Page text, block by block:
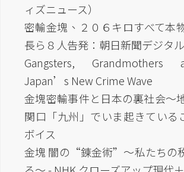
ィズニュース）
密輸金塊、２０６キロすべて
長ら８人告発：朝日新聞デジタル
Gangsters, Grandmothers
Japan’s New Crime Wave
金塊密輸事件と日本の裏社会～
関口「九州」でいま起きている
ボイス
金塊 闇の“錬金術”～私たちの